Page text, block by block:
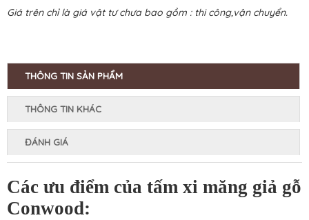
Giá trên chỉ là giá vật tư chưa bao gồm : thi công,vận chuyển.
THÔNG TIN SẢN PHẨM
THÔNG TIN KHÁC
ĐÁNH GIÁ
Các ưu điểm của tấm xi măng giả gỗ
Conwood: